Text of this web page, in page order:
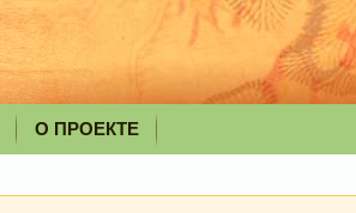
О ПРОЕКТЕ